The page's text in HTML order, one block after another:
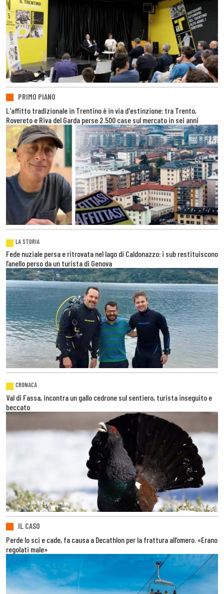
PRIMO PIANO
L'affitto tradizionale in Trentino è in via d'estinzione: tra Trento,
Rovereto e Riva del Garda perse 2.500 case sul mercato in sei anni
LA STORIA
Fede nuziale persa e ritrovata nel lago di Caldonazzo: i sub restituiscono
l’anello perso da un turista di Genova
CRONACA
Val di Fassa, incontra un gallo cedrone sul sentiero, turista inseguito e
beccato
IL CASO
Perde lo sci e cade, fa causa a Decathlon per la frattura all’omero. «Erano
regolati male»